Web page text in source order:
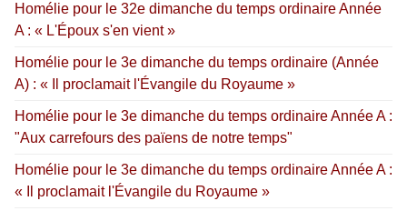
Homélie pour le 32e dimanche du temps ordinaire Année
A : « L'Époux s'en vient »
Homélie pour le 3e dimanche du temps ordinaire (Année
A) : « Il proclamait l'Évangile du Royaume »
Homélie pour le 3e dimanche du temps ordinaire Année A :
"Aux carrefours des païens de notre temps"
Homélie pour le 3e dimanche du temps ordinaire Année A :
« Il proclamait l'Évangile du Royaume »